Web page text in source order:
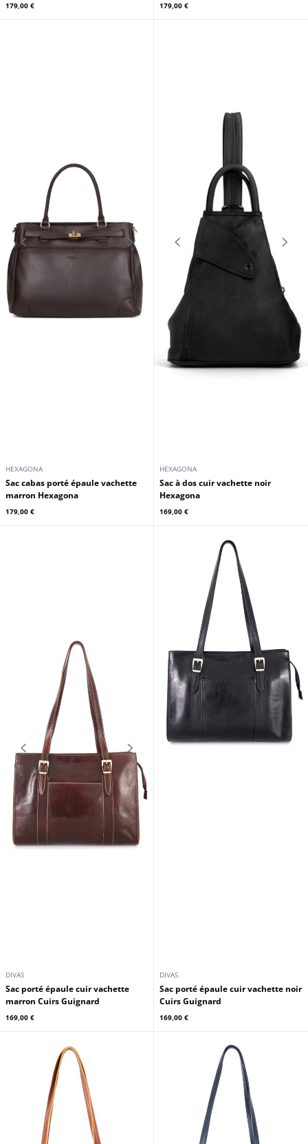
179,00 € 179,00 €
HEXAGONA
Sac cabas porté épaule vachette
marron Hexagona
179,00 €
HEXAGONA
Sac à dos cuir vachette noir
Hexagona
169,00 €
DIVAS
Sac porté épaule cuir vachette
marron Cuirs Guignard
169,00 €
DIVAS
Sac porté épaule cuir vachette noir
Cuirs Guignard
169,00 €